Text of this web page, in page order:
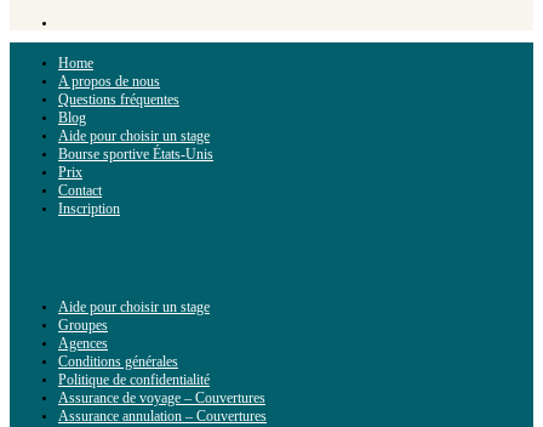
Home
A propos de nous
Questions fréquentes
Blog
Aide pour choisir un stage
Bourse sportive États-Unis
Prix
Contact
Inscription
Aide pour choisir un stage
Groupes
Agences
Conditions générales
Politique de confidentialité
Assurance de voyage – Couvertures
Assurance annulation – Couvertures